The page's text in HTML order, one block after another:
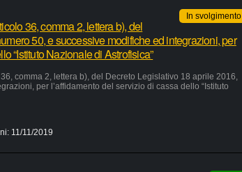
In svolgimento
36, comma 2, lettera b), del
50, e successive modifiche ed integrazioni, per
“Istituto Nazionale di Astrofisica”
comma 2, lettera b), del Decreto Legislativo 18 aprile 2016,
per l’affidamento del servizio di cassa dello “Istituto
11/11/2019